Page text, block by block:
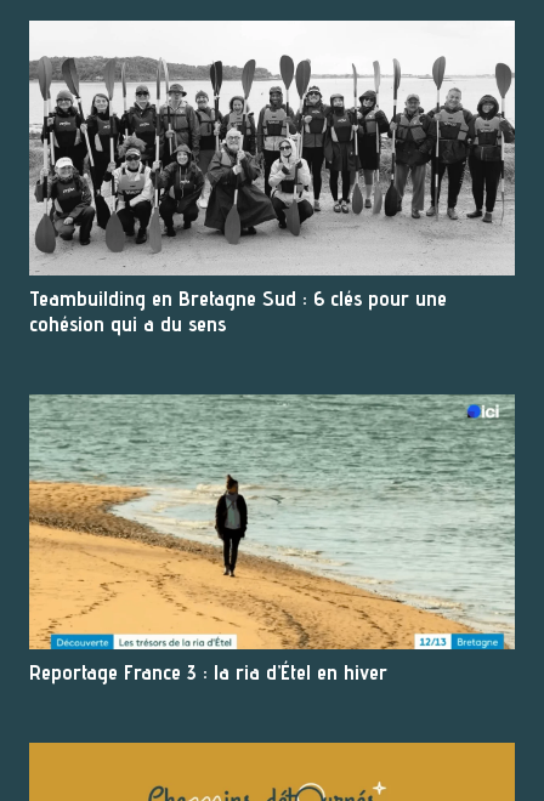
Teambuilding en Bretagne Sud : 6 clés pour une
cohésion qui a du sens
Reportage France 3 : la ria d’Étel en hiver